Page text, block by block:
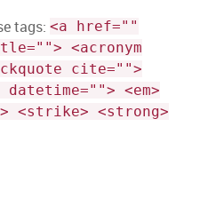
tags: <a href=""
<acronym
cite="">
<em>
<strike> <strong>